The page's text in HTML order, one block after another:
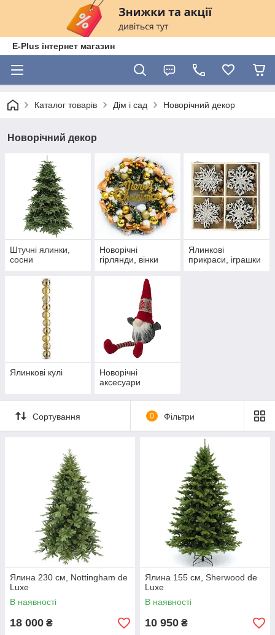
E-Plus інтернет магазин
Каталог товарів Дім і сад Новорічний декор
Новорічний декор
Штучні ялинки,
сосни
Новорічні
гірлянди, вінки
Ялинкові
прикраси, іграшки
Ялинкові кулі
Новорічні
аксесуари
Сортування 0 Фільтри
Ялина 230 см, Nottingham de
Luxe
В наявності
18 000 ₴
Ялина 155 см, Sherwood de
Luxe
В наявності
10 950 ₴